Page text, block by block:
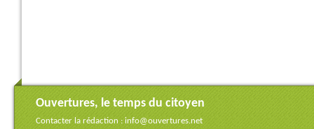
Ouvertures, le temps du citoyen
Contacter la rédaction : info@ouvertures.net